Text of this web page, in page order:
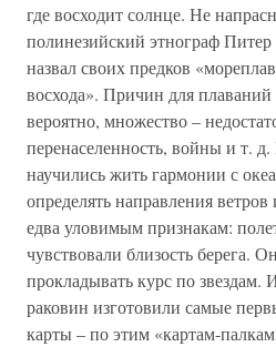
где восходит солнце. Не
полинезийский этнограф
назвал своих предков
восхода». Причин для
вероятно, множество –
перенаселенность, войны и т.
научились жить гармонии с
определять направления
едва уловимым признакам:
чувствовали близость берега.
прокладывать курс по звездам.
раковин изготовили самые
карты – по этим «картам-